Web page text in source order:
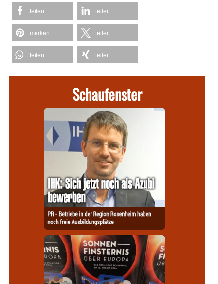
teilen teilen
merken teilen
teilen teilen
Schaufenster